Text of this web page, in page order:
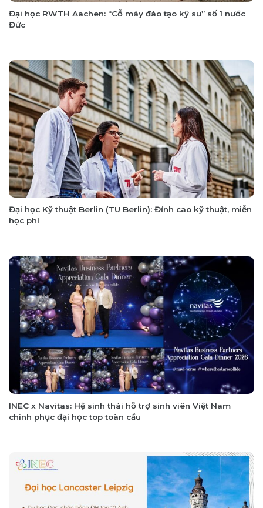
Đại học RWTH Aachen: “Cỗ máy đào tạo kỹ sư” số 1 nước
Đức
Đại học Kỹ thuật Berlin (TU Berlin): Đỉnh cao kỹ thuật, miễn
học phí
INEC x Navitas: Hệ sinh thái hỗ trợ sinh viên Việt Nam
chinh phục đại học top toàn cầu